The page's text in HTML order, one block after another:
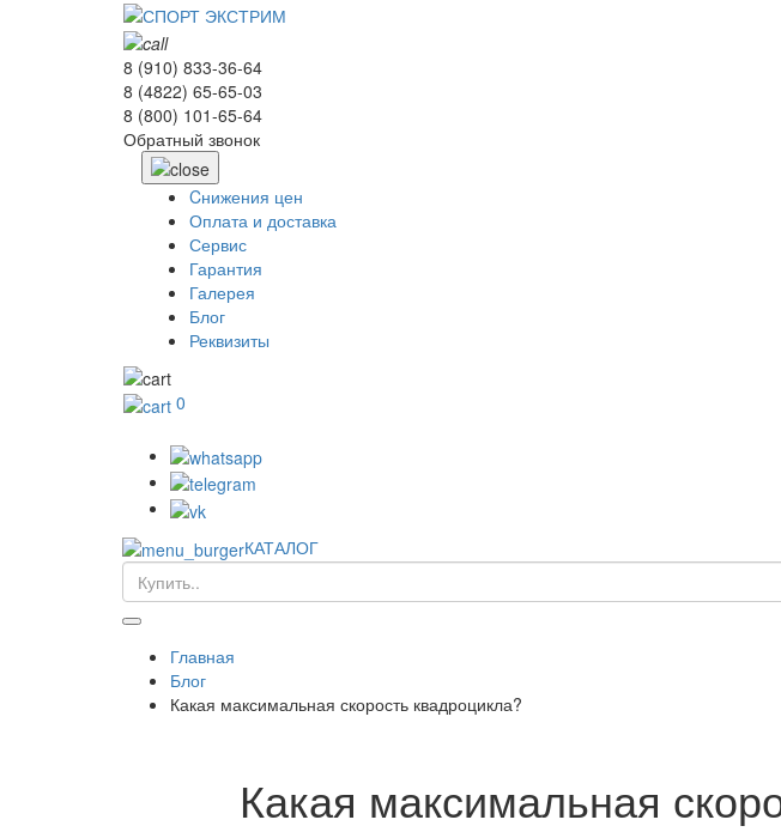
8 (910) 833-36-64
8 (4822) 65-65-03
8 (800) 101-65-64
Обратный звонок
Cнижения цен
Оплата и доставка
Сервис
Гарантия
Галерея
Блог
Реквизиты
0
КАТАЛОГ
Главная
Блог
Какая максимальная скорость квадроцикла?
Какая максимальная